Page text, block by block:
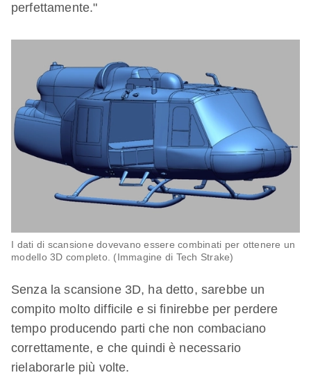
perfettamente."
I dati di scansione dovevano essere combinati per ottenere un
modello 3D completo. (Immagine di Tech Strake)
Senza la scansione 3D, ha detto, sarebbe un
compito molto difficile e si finirebbe per perdere
tempo producendo parti che non combaciano
correttamente, e che quindi è necessario
rielaborarle più volte.